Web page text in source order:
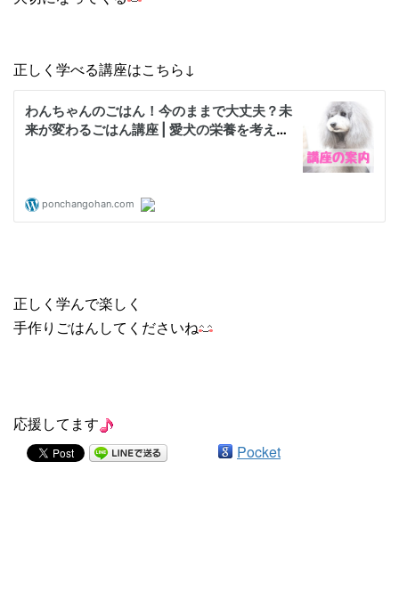
正しく学べる講座はこちら↓
正しく学んで楽しく
手作りごはんしてくださいね
応援してます
Pocket